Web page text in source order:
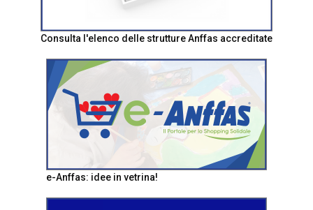
Consulta l'elenco delle strutture Anffas accreditate
e-Anffas: idee in vetrina!